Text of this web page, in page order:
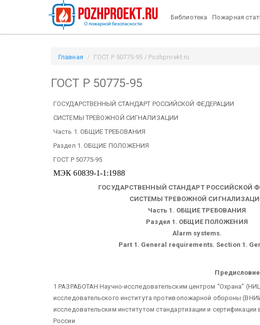
Библиотека Пожарная
Главная ГОСТ Р 50775-95 / Pozhproekt.ru
ГОСТ Р 50775-95
ГОСУДАРСТВЕННЫЙ СТАНДАРТ РОССИЙСКОЙ ФЕДЕРАЦИИ
СИСТЕМЫ ТРЕВОЖНОЙ СИГНАЛИЗАЦИИ
Часть 1. ОБЩИЕ ТРЕБОВАНИЯ
Раздел 1. ОБЩИЕ ПОЛОЖЕНИЯ
ГОСТ Р 50775-95
МЭК 60839-1-1:1988
ГОСУДАРСТВЕННЫЙ СТАНДАРТ РОССИЙСКОЙ
СИСТЕМЫ ТРЕВОЖНОЙ
Часть 1. ОБЩИЕ ТРЕБОВАНИЯ
Раздел 1. ОБЩИЕ ПОЛОЖЕНИЯ
Alarm systems.
Part 1. General requirements. Section 1.
Предисловие
1 РАЗРАБОТАН Научно-исследовательским центром “Охрана”
исследовательского института противопожарной обороны
исследовательским институтом стандартизации и
России